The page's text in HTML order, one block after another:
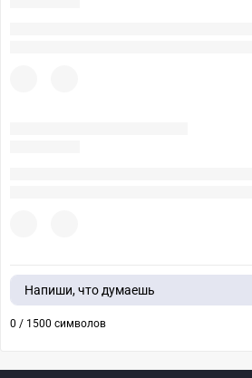
Напиши, что думаешь
0 / 1500 символов